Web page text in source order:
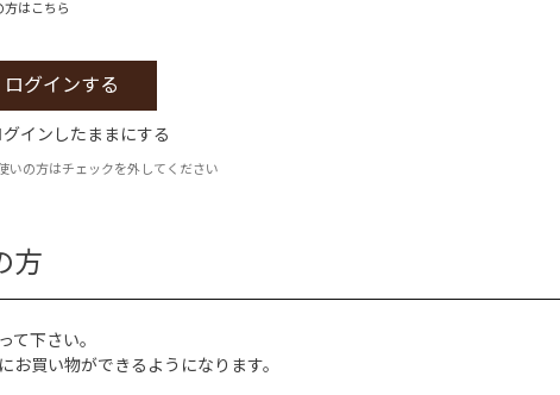
はこちら
グインしたままにする
いの方はチェックを外してください
方
て下さい。
お買い物ができるようになります。